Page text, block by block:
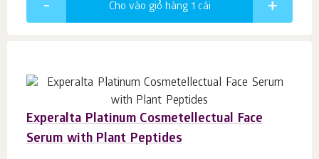
Cho vào giỏ hàng 1 cái
Experalta Platinum Cosmetellectual Face
Serum with Plant Peptides